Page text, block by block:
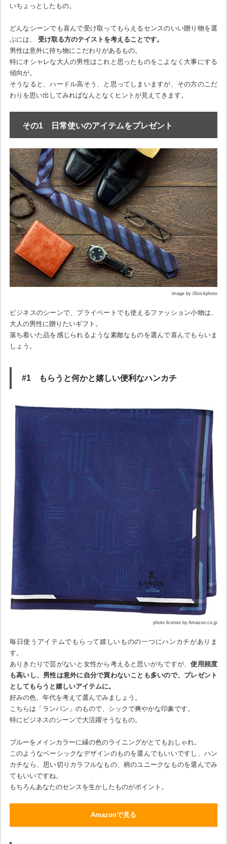
いちょっとしたもの。
どんなシーンでも喜んで受け取ってもらえるセンスのいい贈り物を選
ぶには、
受け取る方のテイストを考えることです。
男性は意外に持ち物にこだわりがあるもの。
特にオシャレな大人の男性はこれと思ったものをこよなく大事にする
傾向が。
そうなると、ハードル高そう、と思ってしまいますが、その方のこだ
わりを思い出してみればなんとなくヒントが見えてきます。
その1 日常使いのアイテムをプレゼント
image by iStockphoto
ビジネスのシーンで、プライベートでも使えるファッション小物は、
大人の男性に贈りたいギフト。
落ち着いた品を感じられるような素敵なものを選んで喜んでもらいま
しょう。
#1 もらうと何かと嬉しい便利なハンカチ
photo license by Amazon.co.jp
毎日使うアイテムでもらって嬉しいものの一つにハンカチがありま
す。
ありきたりで芸がないと女性から考えると思いがちですが、使用頻度
も高いし、男性は意外に自分で買わないことも多いので、プレゼント
としてもらうと嬉しいアイテムに。
好みの色、年代を考えて選んでみましょう。
こちらは「ランバン」のもので、シックで爽やかな印象です。
特にビジネスのシーンで大活躍そうなもの。
ブルーをメインカラーに縁の色のライニングがとてもおしゃれ。
このようなベーシックなデザインのものを選んでもいいですし、ハン
カチなら、思い切りカラフルなもの、柄のユニークなものを選んでみ
てもいいですね。
もちろんあなたのセンスを生かしたものがポイント。
Amazonで見る